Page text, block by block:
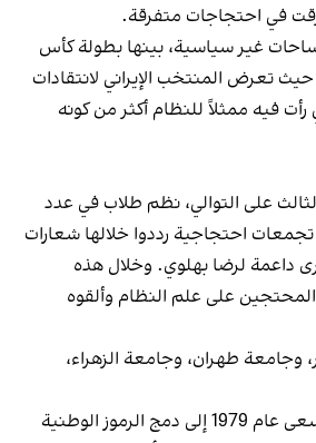
في احتجاجات متفرقة.
غير سياسية، بينها بطولة كأس
في قطر، حيث تعرض المنتخب الإيراني لانتقادات
فيه ممثلاً للنظام أكثر من كونه
الثالث على التوالي، نظم طلاب في عدد
تجمعات احتجاجية رددوا خلالها شعارات
داعمة لرضا بهلوي. وخلال هذه
على علم النظام وألقوه
وجامعة طهران، وجامعة الزهراء،
وكان نظام طهران قد سعى عام 1979 إلى دمج الرموز الوطنية